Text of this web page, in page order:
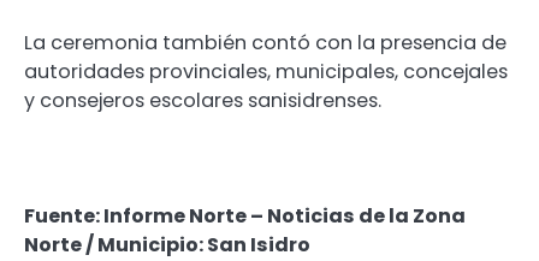
La ceremonia también contó con la presencia de
autoridades provinciales, municipales, concejales
y consejeros escolares sanisidrenses.
Fuente: Informe Norte – Noticias de la Zona
Norte / Municipio: San Isidro